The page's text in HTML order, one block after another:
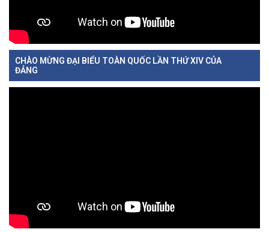
CHÀO MỪNG ĐẠI BIỂU TOÀN QUỐC LẦN THỨ XIV CỦA
ĐẢNG